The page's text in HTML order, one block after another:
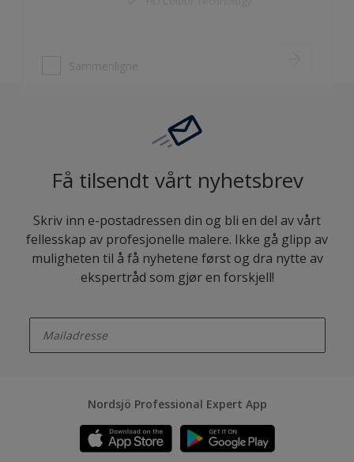
Få tilsendt vårt nyhetsbrev
Skriv inn e-postadressen din og bli en del av vårt
fellesskap av profesjonelle malere. Ikke gå glipp av
muligheten til å få nyhetene først og dra nytte av
ekspertråd som gjør en forskjell!
Nordsjö Professional Expert App